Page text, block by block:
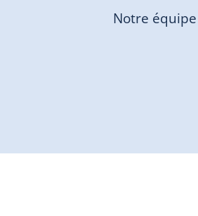
Notre